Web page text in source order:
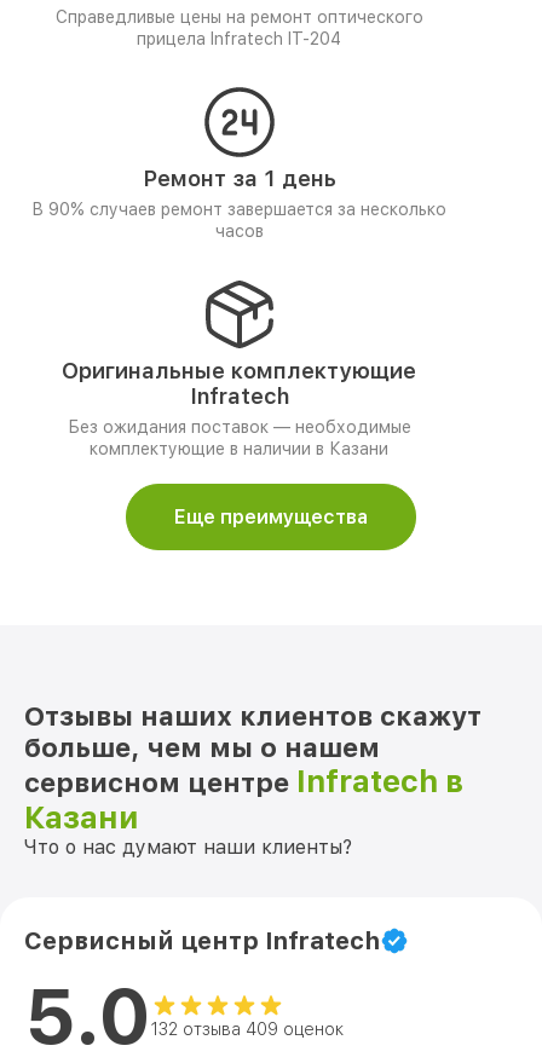
Справедливые цены на ремонт оптического
прицела Infratech IT-204
Ремонт за 1 день
В 90% случаев ремонт завершается за несколько
часов
Оригинальные комплектующие
Infratech
Без ожидания поставок — необходимые
комплектующие в наличии в Казани
Еще преимущества
Отзывы наших клиентов скажут
больше, чем мы о нашем
сервисном центре Infratech в
Казани
Что о нас думают наши клиенты?
Сервисный центр Infratech
5.0 132 отзыва 409 оценок